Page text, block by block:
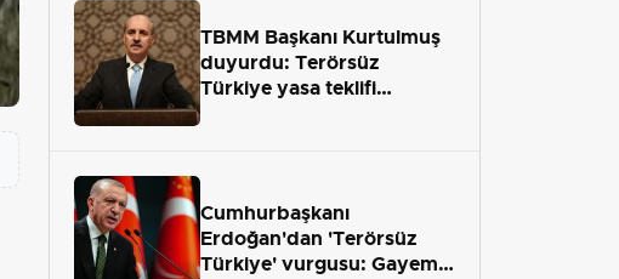
TBMM Başkanı Kurtulmuş
duyurdu: Terörsüz
Türkiye yasa teklifi
Cumhurbaşkanı
Erdoğan'dan 'Terörsüz
Türkiye' vurgusu: Gayemiz